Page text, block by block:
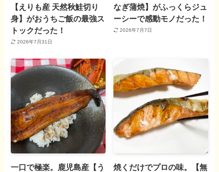
【えりも産 天然秋鮭切り
身】がおうちご飯の最強ス
トックだった！
2026年7月31日
なぎ蒲焼】がふっくらジュ
ーシーで感動モノだった！
2026年7月7日
一口で極楽。鹿児島産【う
焼くだけでプロの味。【無